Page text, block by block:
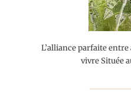
L’alliance parfaite entre
vivre Située